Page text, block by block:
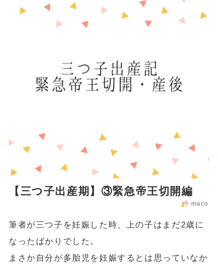
【三つ子出産期】③緊急帝王切開編
maco
筆者が三つ子を妊娠した時、上の子はまだ2歳に
なったばかりでした。
まさか自分が多胎児を妊娠するとは思っていなか